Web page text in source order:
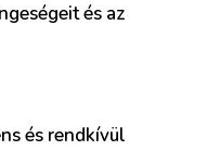
és az
és rendkívül